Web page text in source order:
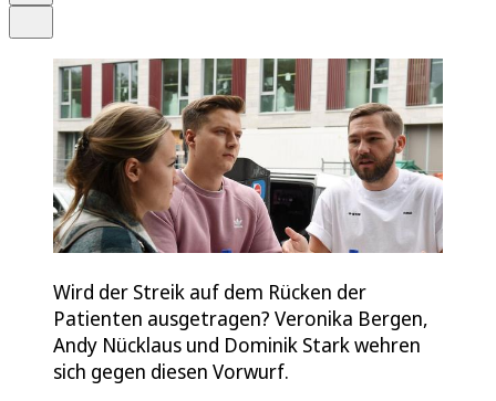
Wird der Streik auf dem Rücken der
Patienten ausgetragen? Veronika Bergen,
Andy Nücklaus und Dominik Stark wehren
sich gegen diesen Vorwurf.